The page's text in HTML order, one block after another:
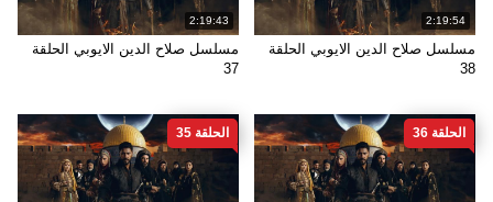
2:19:54
مسلسل صلاح الدين الايوبي الحلقة
38
2:19:43
مسلسل صلاح الدين الايوبي الحلقة
37
الحلقة 36 الحلقة 35